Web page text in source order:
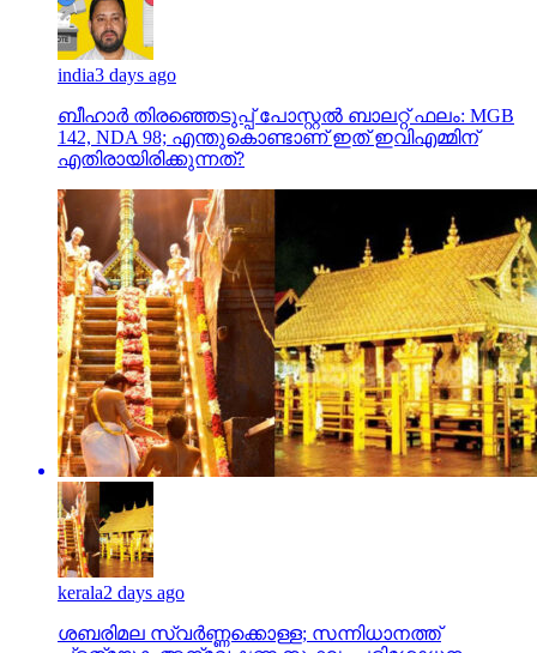
india3 days ago
ബീഹാർ തിരഞ്ഞെടുപ്പ് പോസ്റ്റൽ ബാലറ്റ് ഫലം: MGB
142, NDA 98; എന്തുകൊണ്ടാണ് ഇത് ഇവിഎമ്മിന്
എതിരായിരിക്കുന്നത്?
kerala2 days ago
ശബരിമല സ്വര്‍ണ്ണക്കൊള്ള; സന്നിധാനത്ത്